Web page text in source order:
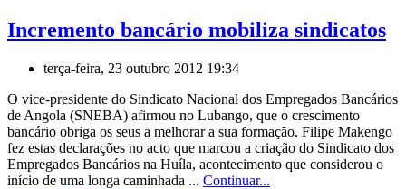
Incremento bancário mobiliza sindicatos
terça-feira, 23 outubro 2012 19:34
O vice-presidente do Sindicato Nacional dos Empregados Bancários
de Angola (SNEBA) afirmou no Lubango, que o crescimento
bancário obriga os seus a melhorar a sua formação. Filipe Makengo
fez estas declarações no acto que marcou a criação do Sindicato dos
Empregados Bancários na Huíla, acontecimento que considerou o
início de uma longa caminhada ... Continuar...